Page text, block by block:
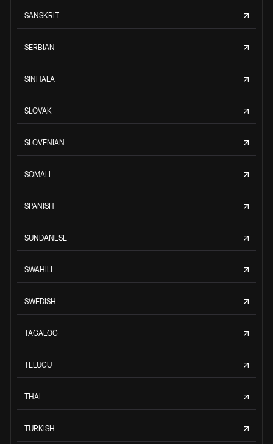
SANSKRIT
SERBIAN
SINHALA
SLOVAK
SLOVENIAN
SOMALI
SPANISH
SUNDANESE
SWAHILI
SWEDISH
TAGALOG
TELUGU
THAI
TURKISH